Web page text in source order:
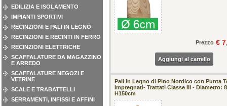
EDILIZIA E ISOLAMENTO
IMPIANTI SPORTIVI
RECINZIONI E PALI IN LEGNO
RECINZIONI E RECINTI IN FERRO
RECINZIONI ELETTRICHE
SCAFFALATURE DA MAGAZZINO
E ARREDO
SCAFFALATURE NEGOZI E
VETRINE
SCALE E TRABATTELLI
SERRAMENTI, INFISSI E AFFINI
Prezzo €
Aggiungi al carrello
Pali in Legno di Pino Nordico con Punta
Impregnati- Trattati Classe III - Diametro:
H150cm